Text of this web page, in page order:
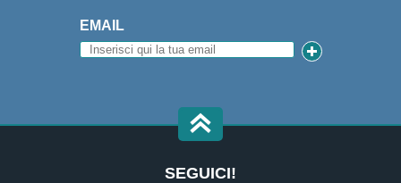
EMAIL
SEGUICI!